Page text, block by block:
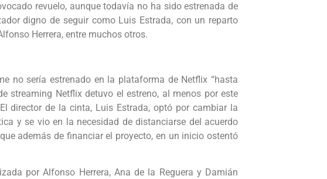
revuelo, aunque todavía no ha sido estrenada de
digno de seguir como Luis Estrada, con un reparto
Herrera, entre muchos otros.
no sería estrenado en la plataforma de Netflix “hasta
streaming Netflix detuvo el estreno, al menos por este
director de la cinta, Luis Estrada, optó por cambiar la
y se vio en la necesidad de distanciarse del acuerdo
además de financiar el proyecto, en un inicio ostentó
por Alfonso Herrera, Ana de la Reguera y Damián